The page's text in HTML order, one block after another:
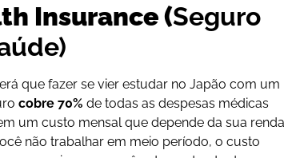
Insurance (Seguro
que fazer se vier estudar no Japão com um
cobre 70% de todas as despesas médicas
um custo mensal que depende da sua renda
não trabalhar em meio período, o custo